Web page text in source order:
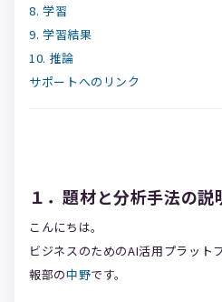
8. 学習
9. 学習結果
10. 推論
サポートへのリンク
１．題材と分析手法の説
こんにちは。
ビジネスのためのAI活用プラッ
報部の中野です。